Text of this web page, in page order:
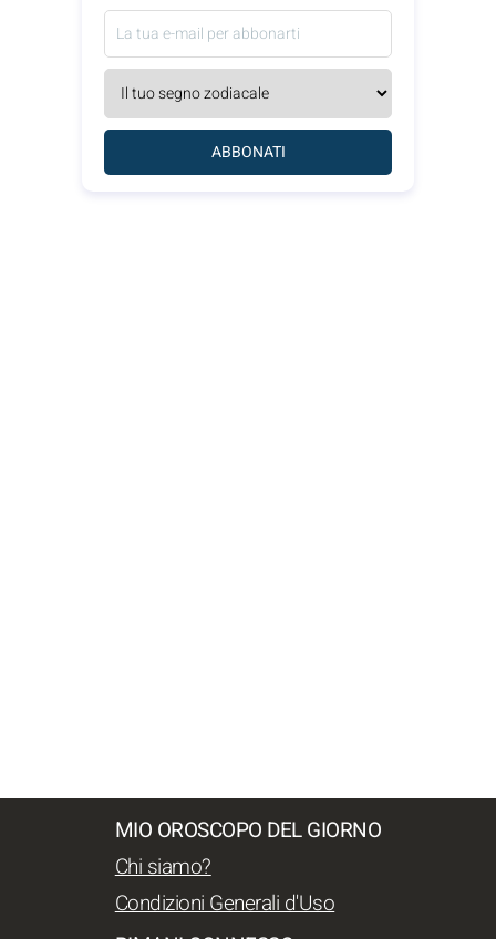
ABBONATI
MIO OROSCOPO DEL GIORNO
Chi siamo?
Condizioni Generali d'Uso